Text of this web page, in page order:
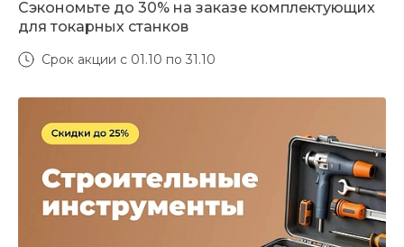
Сэкономьте до 30% на заказе комплектующих
для токарных станков
Срок акции с 01.10 по 31.10